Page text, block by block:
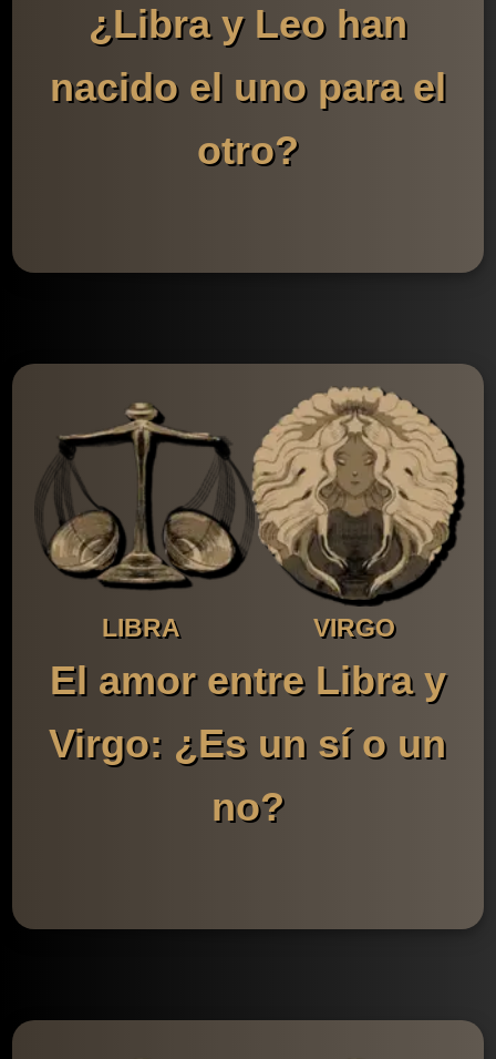
¿Libra y Leo han
nacido el uno para el
otro?
LIBRA VIRGO
El amor entre Libra y
Virgo: ¿Es un sí o un
no?